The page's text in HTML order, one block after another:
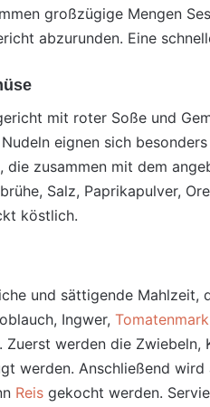
großzügige Mengen
abzurunden. Eine
mit roter Soße und
eignen sich
zusammen mit dem
Salz, Paprikapulver,
köstlich.
und sättigende
Ingwer, Tomatenmark
Zuerst werden die
werden. Anschließend wird
Reis gekocht werden.